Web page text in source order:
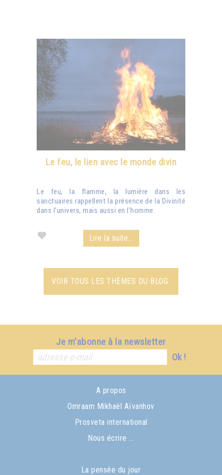
Le feu, le lien avec le monde divin
Le feu, la flamme, la lumière dans les
sanctuaires rappellent la présence de la Divinité
dans l'univers, mais aussi en l'homme.
Lire la suite...
VOIR TOUS LES THÈMES DU BLOG
Je m'abonne à la newsletter
Ok !
A propos
Omraam Mikhaël Aïvanhov
Prosveta international
Nous écrire ...
La pensée du jour